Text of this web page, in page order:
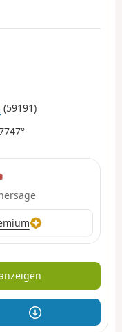
(59191)